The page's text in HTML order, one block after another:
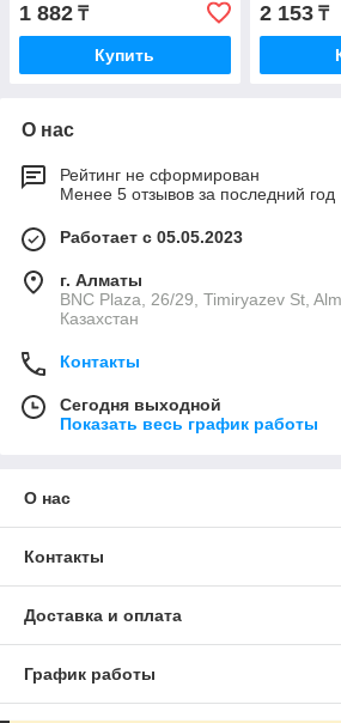
1 882 ₸
Купить
2 153₸
О нас
Рейтинг не сформирован
Менее 5 отзывов за последний год
Работает с 05.05.2023
г. Алматы
BNC Plaza, 26/29, Timiryazev St,
Казахстан
Контакты
Сегодня выходной
Показать весь график работы
О нас
Контакты
Доставка и оплата
График работы